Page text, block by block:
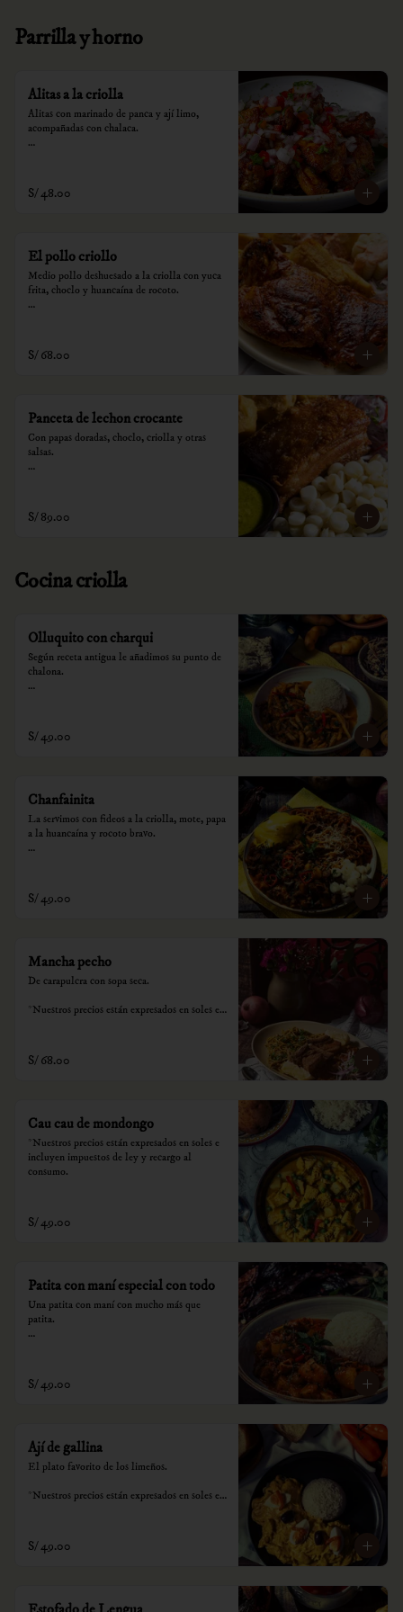
Parrilla y horno
Alitas a la criolla
Alitas con marinado de panca y ají limo,
acompañadas con chalaca.
consumo.
S/ 48.00
El pollo criollo
Medio pollo deshuesado a la criolla con yuca
frita, choclo y huancaína de rocoto.
consumo.
S/ 68.00
Panceta de lechon crocante
Con papas doradas, choclo, criolla y otras
salsas.
consumo.
S/ 89.00
Cocina criolla
Olluquito con charqui
Según receta antigua le añadimos su punto de
chalona.
consumo.
S/ 49.00
Chanfainita
La servimos con fideos a la criolla, mote, papa
a la huancaína y rocoto bravo.
consumo.
S/ 49.00
Mancha pecho
De carapulcra con sopa seca.
*Nuestros precios están expresados en soles e
S/ 68.00
Cau cau de mondongo
*Nuestros precios están expresados en soles e
incluyen impuestos de ley y recargo al
consumo.
S/ 49.00
Patita con maní especial con todo
Una patita con maní con mucho más que
patita.
consumo.
S/ 49.00
Ají de gallina
El plato favorito de los limeños.
*Nuestros precios están expresados en soles e
S/ 49.00